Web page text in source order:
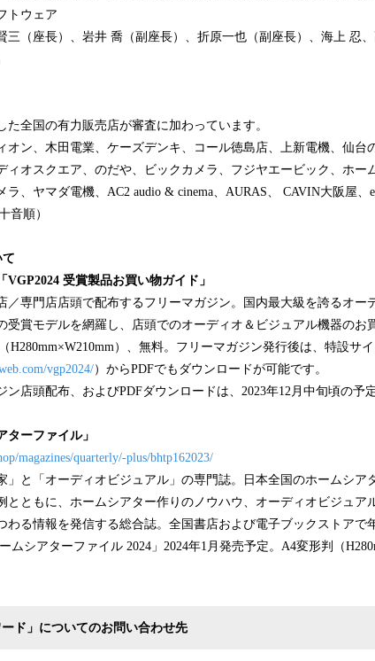
トウェア
三（座長）、岩井 喬（副座長）、折原一也（副座長）、海上 忍
た全国の有力販売店が審査に加わっています。
オン、木田電業、ケーズデンキ、コール徳島店、上新電機、仙台
ィオスクエア、のだや、ビックカメラ、フジヤエービック、ホー
ラ、ヤマダ電機、AC2 audio & cinema、AURAS、 CAVIN大阪屋
音順）
VGP2024 受賞製品お買い物ガイド」
／専門店店頭で配布するフリーマガジン。国内最大級を誇るオー
受賞モデルを網羅し、店頭でのオーディオ＆ビジュアル機器のお
H280mm×W210mm）、無料。フリーマガジン発行後は、特設サイ
vgp2024/）からPDFでもダウンロードが可能です。
ン店頭配布、およびPDFダウンロードは、2023年12月中旬頃の予定
ターファイル」
magazines/quarterly/-plus/bhtp162023/
」と「オーディオビジュアル」の専門誌。日本全国のホームシア
とともに、ホームシアター作りのノウハウ、オーディオビジュア
わる情報を発信する総合誌。全国書店および電子ブックストアで
ムシアターファイル 2024」2024年1月発売予定。A4変形判（
ード」についてのお問い合わせ先